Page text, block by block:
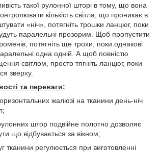
такої рулонної шторі в тому, що вона
кількість світла, що проникає в
«ніч», потягніть трошки ланцюг, поки
паралельні прозорим. Щоб пропустити
потягніть ще трохи, поки однакові
одна одній. А щоб повністю
світлом, просто тягніть ланцюг, поки
зверху.
та переваги:
жалюзі на тканини день-ніч
штор подвійне полотно дозволяє
що відбувається за вікном;
тканини регулюється при виготовленні